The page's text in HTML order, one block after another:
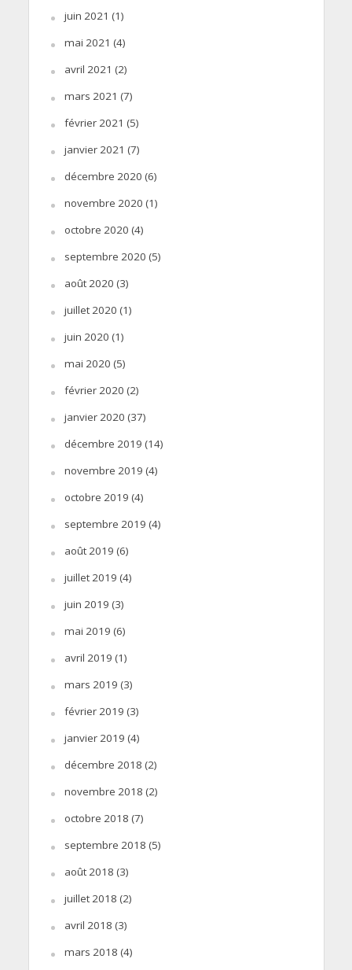
juin 2021 (1)
mai 2021 (4)
avril 2021 (2)
mars 2021 (7)
février 2021 (5)
janvier 2021 (7)
décembre 2020 (6)
novembre 2020 (1)
octobre 2020 (4)
septembre 2020 (5)
août 2020 (3)
juillet 2020 (1)
juin 2020 (1)
mai 2020 (5)
février 2020 (2)
janvier 2020 (37)
décembre 2019 (14)
novembre 2019 (4)
octobre 2019 (4)
septembre 2019 (4)
août 2019 (6)
juillet 2019 (4)
juin 2019 (3)
mai 2019 (6)
avril 2019 (1)
mars 2019 (3)
février 2019 (3)
janvier 2019 (4)
décembre 2018 (2)
novembre 2018 (2)
octobre 2018 (7)
septembre 2018 (5)
août 2018 (3)
juillet 2018 (2)
avril 2018 (3)
mars 2018 (4)